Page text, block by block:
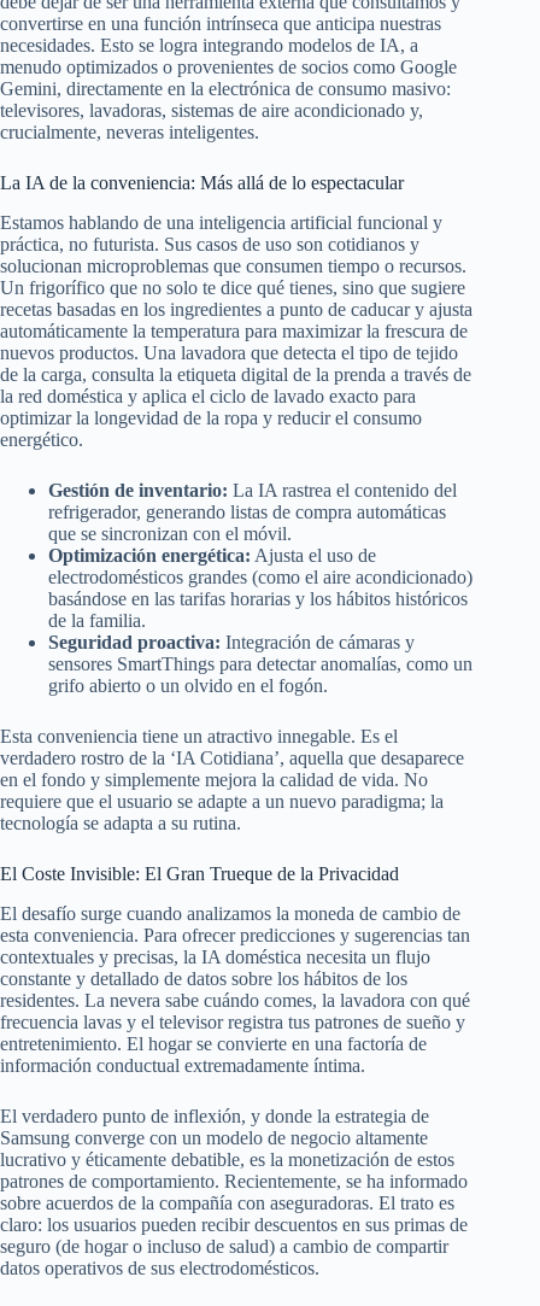
convertirse en una función intrínseca que anticipa nuestras
necesidades. Esto se logra integrando modelos de IA, a
menudo optimizados o provenientes de socios como Google
Gemini, directamente en la electrónica de consumo masivo:
televisores, lavadoras, sistemas de aire acondicionado y,
crucialmente, neveras inteligentes.
La IA de la conveniencia: Más allá de lo espectacular
Estamos hablando de una inteligencia artificial funcional y
práctica, no futurista. Sus casos de uso son cotidianos y
solucionan microproblemas que consumen tiempo o recursos.
Un frigorífico que no solo te dice qué tienes, sino que sugiere
recetas basadas en los ingredientes a punto de caducar y ajusta
automáticamente la temperatura para maximizar la frescura de
nuevos productos. Una lavadora que detecta el tipo de tejido
de la carga, consulta la etiqueta digital de la prenda a través de
la red doméstica y aplica el ciclo de lavado exacto para
optimizar la longevidad de la ropa y reducir el consumo
energético.
Gestión de inventario: La IA rastrea el contenido del
refrigerador, generando listas de compra automáticas
que se sincronizan con el móvil.
Optimización energética: Ajusta el uso de
electrodomésticos grandes (como el aire acondicionado)
basándose en las tarifas horarias y los hábitos históricos
de la familia.
Seguridad proactiva: Integración de cámaras y
sensores SmartThings para detectar anomalías, como un
grifo abierto o un olvido en el fogón.
Esta conveniencia tiene un atractivo innegable. Es el
verdadero rostro de la ‘IA Cotidiana’, aquella que desaparece
en el fondo y simplemente mejora la calidad de vida. No
requiere que el usuario se adapte a un nuevo paradigma; la
tecnología se adapta a su rutina.
El Coste Invisible: El Gran Trueque de la Privacidad
El desafío surge cuando analizamos la moneda de cambio de
esta conveniencia. Para ofrecer predicciones y sugerencias tan
contextuales y precisas, la IA doméstica necesita un flujo
constante y detallado de datos sobre los hábitos de los
residentes. La nevera sabe cuándo comes, la lavadora con qué
frecuencia lavas y el televisor registra tus patrones de sueño y
entretenimiento. El hogar se convierte en una factoría de
información conductual extremadamente íntima.
El verdadero punto de inflexión, y donde la estrategia de
Samsung converge con un modelo de negocio altamente
lucrativo y éticamente debatible, es la monetización de estos
patrones de comportamiento. Recientemente, se ha informado
sobre acuerdos de la compañía con aseguradoras. El trato es
claro: los usuarios pueden recibir descuentos en sus primas de
seguro (de hogar o incluso de salud) a cambio de compartir
datos operativos de sus electrodomésticos.